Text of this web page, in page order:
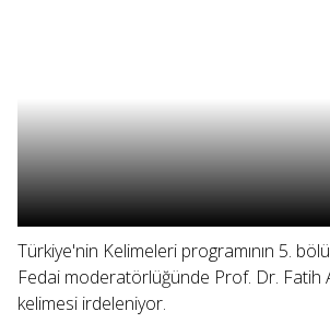
Türkiye'nin Kelimeleri programının 5.
Fedai moderatörlüğünde Prof. Dr. Fatih
kelimesi irdeleniyor.